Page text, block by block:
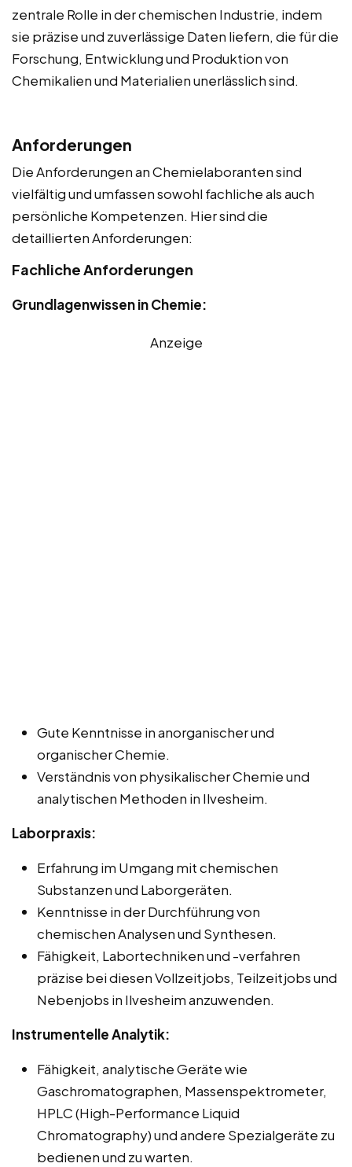
zentrale Rolle in der chemischen Industrie, indem
sie präzise und zuverlässige Daten liefern, die für die
Forschung, Entwicklung und Produktion von
Chemikalien und Materialien unerlässlich sind.
Anforderungen
Die Anforderungen an Chemielaboranten sind
vielfältig und umfassen sowohl fachliche als auch
persönliche Kompetenzen. Hier sind die
detaillierten Anforderungen:
Fachliche Anforderungen
Grundlagenwissen in Chemie:
Anzeige
Gute Kenntnisse in anorganischer und
organischer Chemie.
Verständnis von physikalischer Chemie und
analytischen Methoden in Ilvesheim.
Laborpraxis:
Erfahrung im Umgang mit chemischen
Substanzen und Laborgeräten.
Kenntnisse in der Durchführung von
chemischen Analysen und Synthesen.
Fähigkeit, Labortechniken und -verfahren
präzise bei diesen Vollzeitjobs, Teilzeitjobs und
Nebenjobs in Ilvesheim anzuwenden.
Instrumentelle Analytik:
Fähigkeit, analytische Geräte wie
Gaschromatographen, Massenspektrometer,
HPLC (High-Performance Liquid
Chromatography) und andere Spezialgeräte zu
bedienen und zu warten.